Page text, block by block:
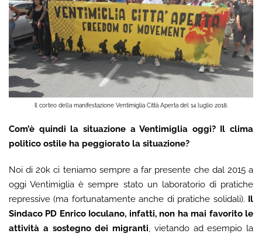
Il corteo della manifestazione Ventimiglia Città Aperta del 14 luglio 2018.
Com’è quindi la situazione a Ventimiglia oggi? Il clima
politico ostile ha peggiorato la situazione?
Noi di 20k ci teniamo sempre a far presente che dal 2015 a
oggi Ventimiglia è sempre stato un laboratorio di pratiche
repressive (ma fortunatamente anche di pratiche solidali). Il
Sindaco PD Enrico Ioculano, infatti, non ha mai favorito le
attività a sostegno dei migranti, vietando ad esempio la